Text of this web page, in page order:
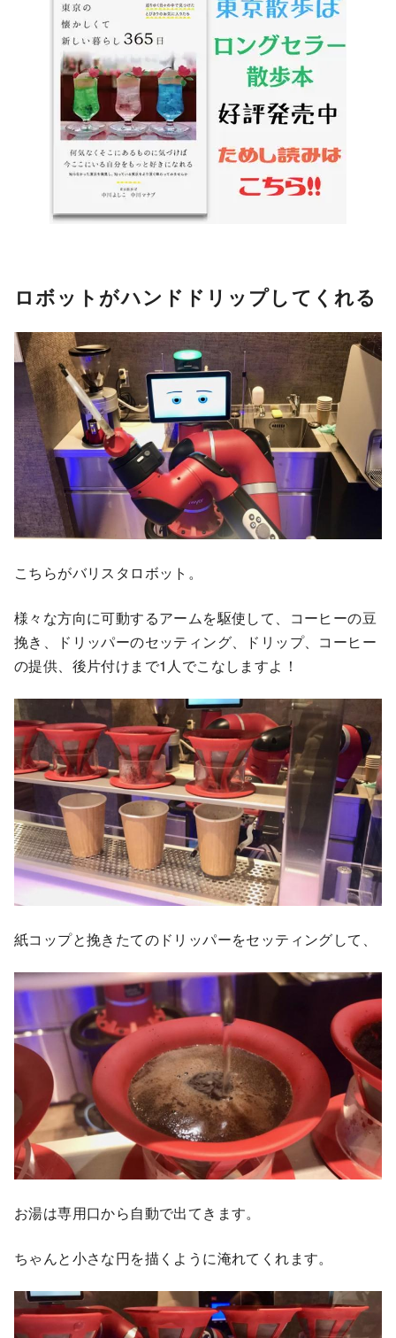
ロボットがハンドドリップしてくれる
こちらがバリスタロボット。
様々な方向に可動するアームを駆使して、コーヒーの豆
挽き、ドリッパーのセッティング、ドリップ、コーヒー
の提供、後片付けまで1人でこなしますよ！
紙コップと挽きたてのドリッパーをセッティングして、
お湯は専用口から自動で出てきます。
ちゃんと小さな円を描くように淹れてくれます。